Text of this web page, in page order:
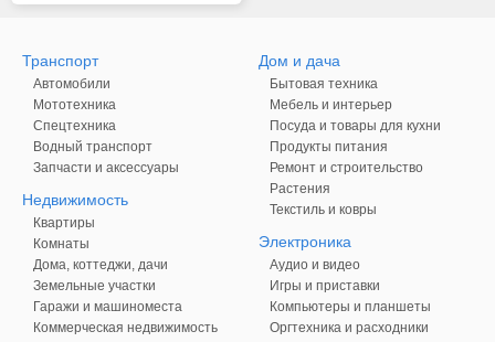
Транспорт
Автомобили
Мототехника
Спецтехника
Водный транспорт
Запчасти и аксессуары
Недвижимость
Квартиры
Комнаты
Дома, коттеджи, дачи
Земельные участки
Гаражи и машиноместа
Коммерческая недвижимость
Дом и дача
Бытовая техника
Мебель и интерьер
Посуда и товары для кухни
Продукты питания
Ремонт и строительство
Растения
Текстиль и ковры
Электроника
Аудио и видео
Игры и приставки
Компьютеры и планшеты
Оргтехника и расходники